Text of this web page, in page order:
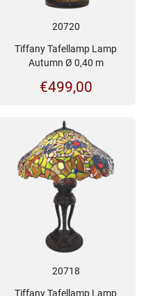
20720
Tiffany Tafellamp Lamp
Autumn Ø 0,40 m
€499,00
20718
Tiffany Tafellamp Lamp